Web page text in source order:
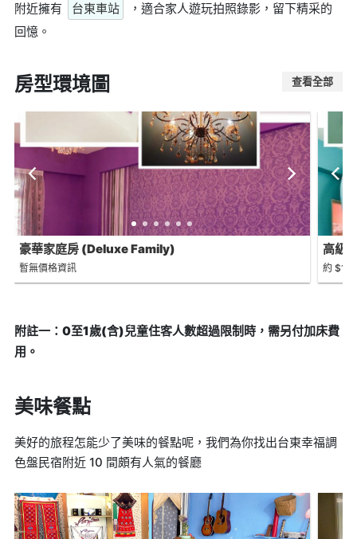
附近擁有 台東車站
，適合家人遊玩拍照錄影，留下精采的
回憶。
房型環境圖 查看全部
豪華家庭房 (Deluxe Family)
暫無價格資訊
高級
約
附註一：0至1歲(含)兒童住客人數超過限制時，需另付加床費
用。
美味餐點
美好的旅程怎能少了美味的餐點呢，我們為你找出台東幸福調
色盤民宿附近 10 間頗有人氣的餐廳